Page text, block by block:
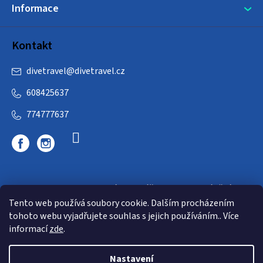
Tento web používá soubory cookie. Dalším procházením
tohoto webu vyjadřujete souhlas s jejich používáním.. Více
informacízde.
Nastavení
Informace
Kontakt
divetravel@divetravel.cz
608425637
774777637
DIVETRAVEL - cestovní kancelář - cesty za potápěním